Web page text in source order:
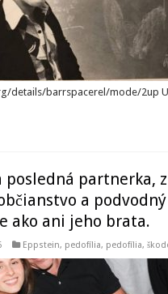
details/barrspacerel/mode/2up
posledná partnerka,
a
ako ani jeho brata.
Eppstein, pedofília, pedofília,